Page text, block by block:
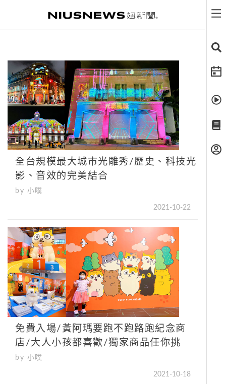
全台規模最大城市光雕秀/歷史、科技光
影、音效的完美結合
by 小噗
2021-10-22
免費入場/黃阿瑪要跑不跑路跑紀念商
店/大人小孩都喜歡/獨家商品任你挑
by 小噗
2021-10-18